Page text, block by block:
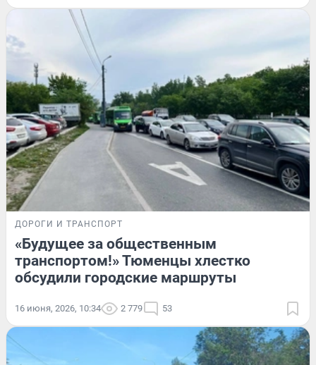
ДОРОГИ И ТРАНСПОРТ
«Будущее за общественным
транспортом!» Тюменцы хлестко
обсудили городские маршруты
16 июня, 2026, 10:34 2 779 53